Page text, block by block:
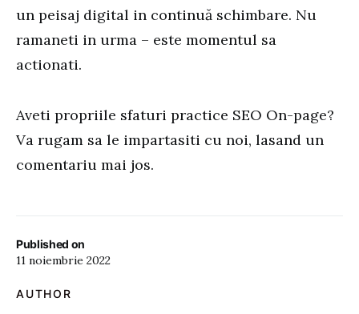
Published on
11 noiembrie 2022
AUTHOR
un peisaj digital in continuă schimbare. Nu
ramaneti in urma – este momentul sa
actionati.
Aveti propriile sfaturi practice SEO On-page?
Va rugam sa le impartasiti cu noi, lasand un
comentariu mai jos.